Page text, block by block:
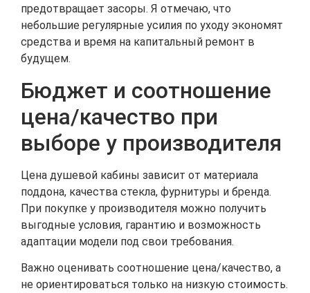
предотвращает засоры. Я отмечаю, что
небольшие регулярные усилия по уходу экономят
средства и время на капитальный ремонт в
будущем.
Бюджет и соотношение
цена/качество при
выборе у производителя
Цена душевой кабины зависит от материала
поддона, качества стекла, фурнитуры и бренда.
При покупке у производителя можно получить
выгодные условия, гарантию и возможность
адаптации модели под свои требования.
Важно оценивать соотношение цена/качество, а
не ориентироваться только на низкую стоимость.